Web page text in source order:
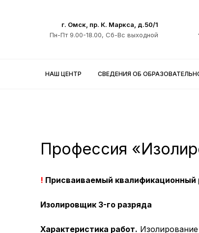
г. Омск, пр. К. Маркса, д.50/1
Пн-Пт 9.00-18.00, Сб-Вс выходной
НАШ ЦЕНТР СВЕДЕНИЯ ОБ
Профессия
! Присваиваемый квалификационный
Изолировщик 3-го разряда
Характеристика работ.